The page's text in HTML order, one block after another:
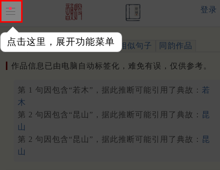
点击这里，展开功能菜单
登录
作品 标注四声 出处、引用 相似句子 同韵作品
作品信息已由电脑自动标签化，难免有误，仅供参考。
第 1 句因包含“若木”，据此推断可能引用了典故： 若
木
第 2 句因包含“昆山”，据此推断可能引用了典故： 昆
山
第 2 句因包含“昆山”，据此推断可能引用了典故： 昆
山